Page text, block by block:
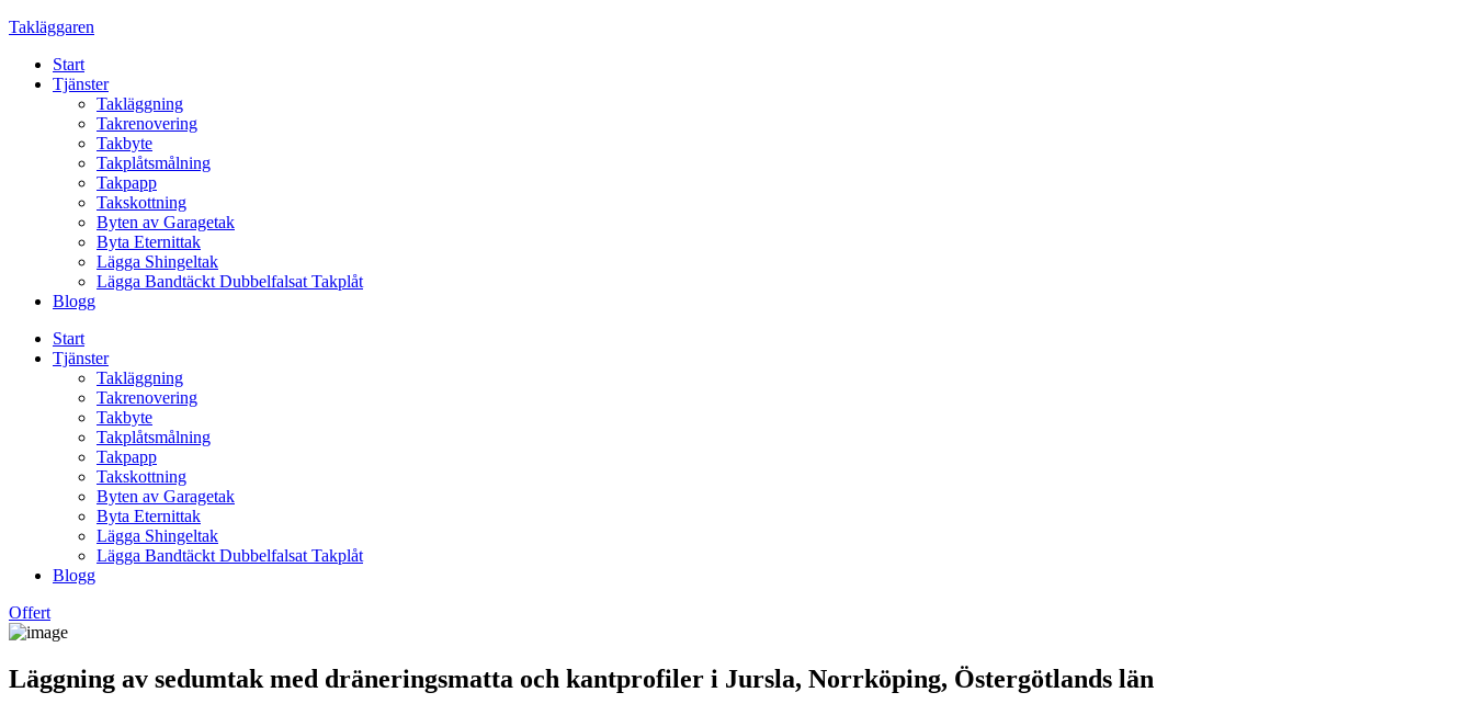
Skip
content
Takläggaren
Start
Tjänster
Takläggning
Takrenovering
Takbyte
Takplåtsmålning
Takpapp
Takskottning
Byten av Garagetak
Byta Eternittak
Lägga Shingeltak
Lägga Bandtäckt Dubbelfalsat Takplåt
Blogg
Start
Tjänster
Takläggning
Takrenovering
Takbyte
Takplåtsmålning
Takpapp
Takskottning
Byten av Garagetak
Byta Eternittak
Lägga Shingeltak
Lägga Bandtäckt Dubbelfalsat Takplåt
Blogg
Offert
Läggning av sedumtak med dräneringsmatta och kantprofiler i Jursla, Norrköping, Östergötlands län